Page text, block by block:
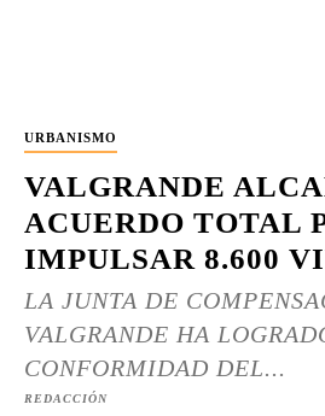
URBANISMO
VALGRANDE
ACUERDO TOTAL
IMPULSAR 8.600
LA JUNTA DE
VALGRANDE HA
CONFORMIDAD DEL...
REDACCIÓN